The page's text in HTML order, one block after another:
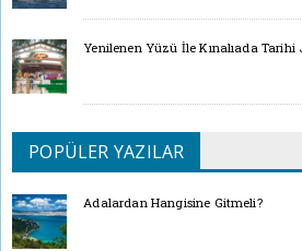
Yenilenen Yüzü İle Kınalıada Tarihi
POPÜLER YAZILAR
Adalardan Hangisine Gitmeli?